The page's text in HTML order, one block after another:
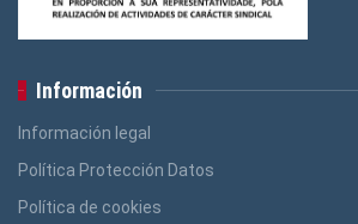
Información
Información legal
Política Protección Datos
Política de cookies